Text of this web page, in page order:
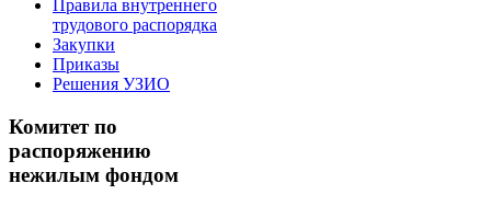
Правила внутреннего
трудового распорядка
Закупки
Приказы
Решения УЗИО
Комитет по
распоряжению
нежилым фондом